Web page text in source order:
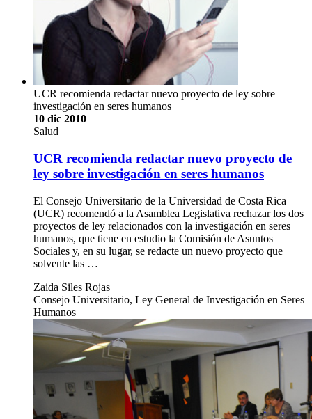
UCR recomienda redactar nuevo proyecto de ley sobre
investigación en seres humanos
10 dic 2010
Salud
UCR recomienda redactar nuevo proyecto de
ley sobre investigación en seres humanos
El Consejo Universitario de la Universidad de Costa Rica
(UCR) recomendó a la Asamblea Legislativa rechazar los dos
proyectos de ley relacionados con la investigación en seres
humanos, que tiene en estudio la Comisión de Asuntos
Sociales y, en su lugar, se redacte un nuevo proyecto que
solvente las …
Zaida Siles Rojas
Consejo Universitario, Ley General de Investigación en Seres
Humanos